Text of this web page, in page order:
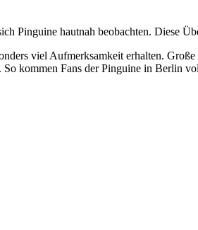
Pinguine hautnah beobachten. Diese
viel Aufmerksamkeit erhalten.
So kommen Fans der Pinguine in Berlin